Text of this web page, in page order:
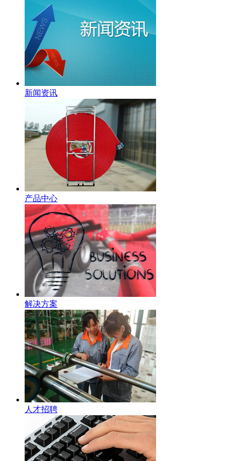
新闻资讯
产品中心
解决方案
人才招聘